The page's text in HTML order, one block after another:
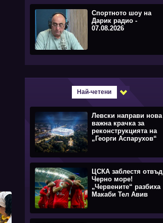
Спортното шоу на
Дарик радио -
07.08.2026
Най-четени
Левски направи нова
важна крачка за
реконструкцията на
„Георги Аспарухов“
ЦСКА заблестя отвъд
Черно море!
„Червените“ разбиха
Макаби Тел Авив